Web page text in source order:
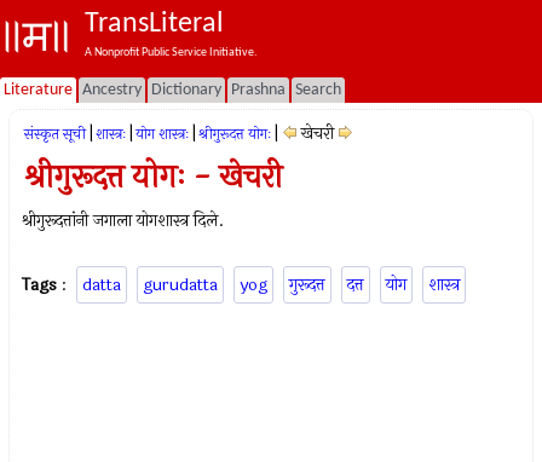
TransLiteral
A Nonprofit Public Service Initiative.
Literature Ancestry Dictionary Prashna Search
संस्कृत सूची शास्त्रः योग शास्त्रः श्रीगुरूदत्त योगः खेचरी
श्रीगुरूदत्त योगः - खेचरी
श्रीगुरूदत्तांनी जगाला योगशास्त्र दिले.
Tags : datta gurudatta yog गुरूदत्त दत्त योग शास्त्र